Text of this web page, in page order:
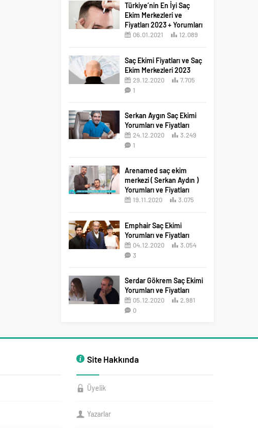
Türkiye’nin En İyi Saç
Ekim Merkezleri ve
Fiyatları 2023 + Yorumları
06.01.2021
12.089
Saç Ekimi Fiyatları ve Saç
Ekim Merkezleri 2023
29.12.2020
7.705
1
Serkan Aygın Saç Ekimi
Yorumları ve Fiyatları
24.12.2020
3.249
1
Arenamed saç ekim
merkezi ( Serkan Aydın )
Yorumları ve Fiyatları
19.11.2020
3.075
Emphair Saç Ekimi
Yorumları ve Fiyatları
04.12.2020
3.054
3
Serdar Gökrem Saç Ekimi
Yorumları ve Fiyatları
05.12.2020
2.981
0
Site Hakkında
Üyelik
Yazarlar